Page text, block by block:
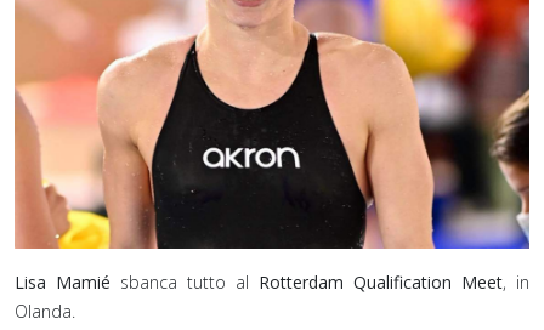
Lisa Mamié sbanca tutto al Rotterdam Qualification Meet, in
Olanda.